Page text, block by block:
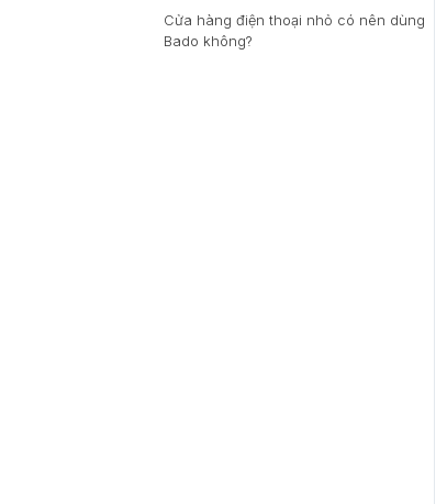
không?
Cửa hàng điện thoại nhỏ có nên dùng
Bado không?